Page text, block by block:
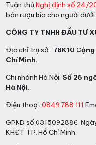
Tuân thủ Nghị định số 24/
bán rượu bia cho người dưới
CÔNG TY TNHH ĐẦU TƯ
Địa chỉ trụ sở: 78K10
Chí Minh.
Chi nhánh Hà Nội: Số 26
Hà Nội.
Điện thoại: 0849 788 111
GPKD số 0315092886
KHĐT TP. Hồ Chí Minh